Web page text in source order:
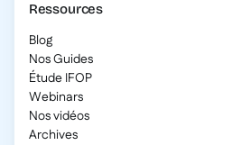
Ressources
Blog
Nos Guides
Étude IFOP
Webinars
Nos vidéos
Archives